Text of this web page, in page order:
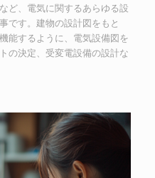
ど、電気に関するあらゆる設
です。建物の設計図をもと
能するように、電気設備図を
の決定、受変電設備の設計な